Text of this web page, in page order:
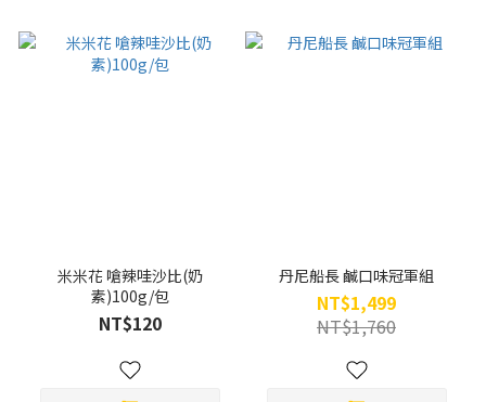
米米花 嗆辣哇沙比(奶
素)100g/包
NT$120
丹尼船長 鹹口味冠軍組
NT$1,499
NT$1,760